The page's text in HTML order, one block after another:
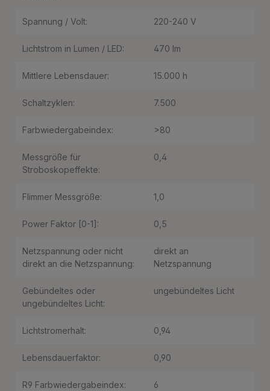
Spannung / Volt: 220-240 V
Lichtstrom in Lumen / LED: 470 lm
Mittlere Lebensdauer: 15.000 h
Schaltzyklen: 7.500
Farbwiedergabeindex: >80
Messgröße für
Stroboskopeffekte:
0,4
Flimmer Messgröße: 1,0
Power Faktor [0-1]: 0,5
Netzspannung oder nicht
direkt an die Netzspannung:
direkt an
Netzspannung
Gebündeltes oder
ungebündeltes Licht:
ungebündeltes Licht
Lichtstromerhalt: 0,94
Lebensdauerfaktor: 0,90
R9 Farbwiedergabeindex: 6